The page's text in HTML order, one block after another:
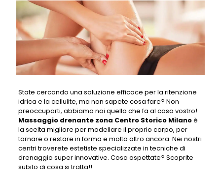
State cercando una soluzione efficace per la ritenzione
idrica e la cellulite, ma non sapete cosa fare? Non
preoccuparti, abbiamo noi quello che fa al caso vostro!
Massaggio drenante zona Centro Storico Milanoè
la scelta migliore per modellare il proprio corpo, per
tornare o restare in forma e molto altro ancora. Nei nostri
centri troverete estetiste specializzate in tecniche di
drenaggio super innovative. Cosa aspettate? Scoprite
subito di cosa si tratta!!